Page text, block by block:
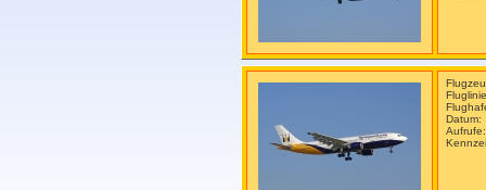
Datum: